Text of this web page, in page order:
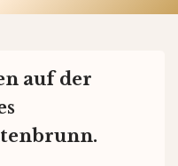
auf der